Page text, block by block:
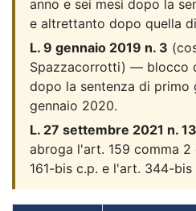
anno e sei mesi dopo la
e altrettanto dopo quella
L. 9 gennaio 2019 n. 3
Spazzacorrotti) — blocco
dopo la sentenza di primo
gennaio 2020.
L. 27 settembre 2021 n.
abroga l'art. 159 comma
161-bis c.p. e l'art. 344-bis